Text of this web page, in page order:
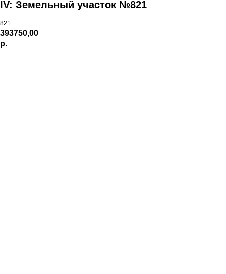
IV: Земельный участок №821
821
393750,00
р.